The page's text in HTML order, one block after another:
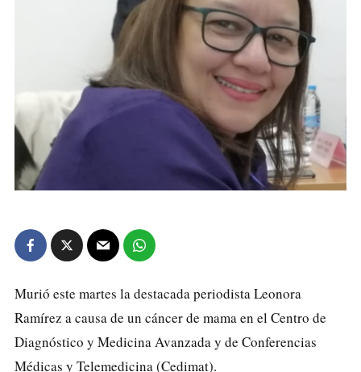
Murió este martes la destacada periodista Leonora
Ramírez a causa de un cáncer de mama en el Centro de
Diagnóstico y Medicina Avanzada y de Conferencias
Médicas y Telemedicina (Cedimat).